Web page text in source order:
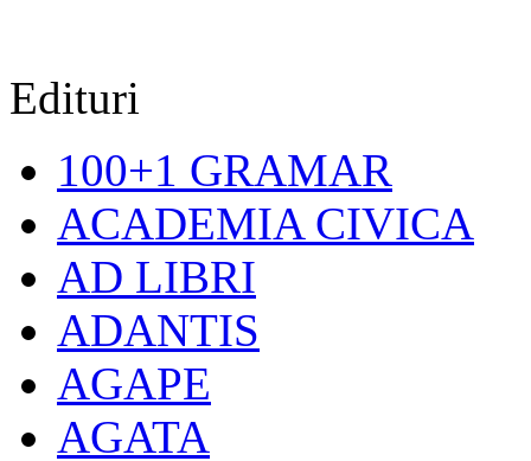
Edituri
100+1 GRAMAR
ACADEMIA CIVICA
AD LIBRI
ADANTIS
AGAPE
AGATA